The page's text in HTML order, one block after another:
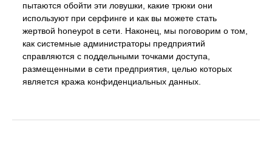
пытаются обойти эти ловушки, какие трюки они
используют при серфинге и как вы можете стать
жертвой honeypot в сети. Наконец, мы поговорим о том,
как системные администраторы предприятий
справляются с поддельными точками доступа,
размещенными в сети предприятия, целью которых
является кража конфиденциальных данных.